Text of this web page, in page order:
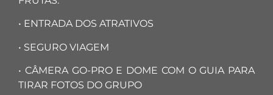
• ENTRADA DOS ATRATIVOS
• SEGURO VIAGEM
• CÂMERA GO-PRO E DOME COM O GUIA PARA
TIRAR FOTOS DO GRUPO